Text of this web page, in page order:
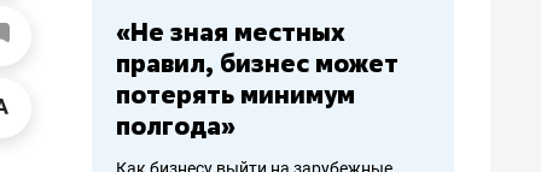
«Мне лучше
не заработать вообще,
чем потерять
репутацию»